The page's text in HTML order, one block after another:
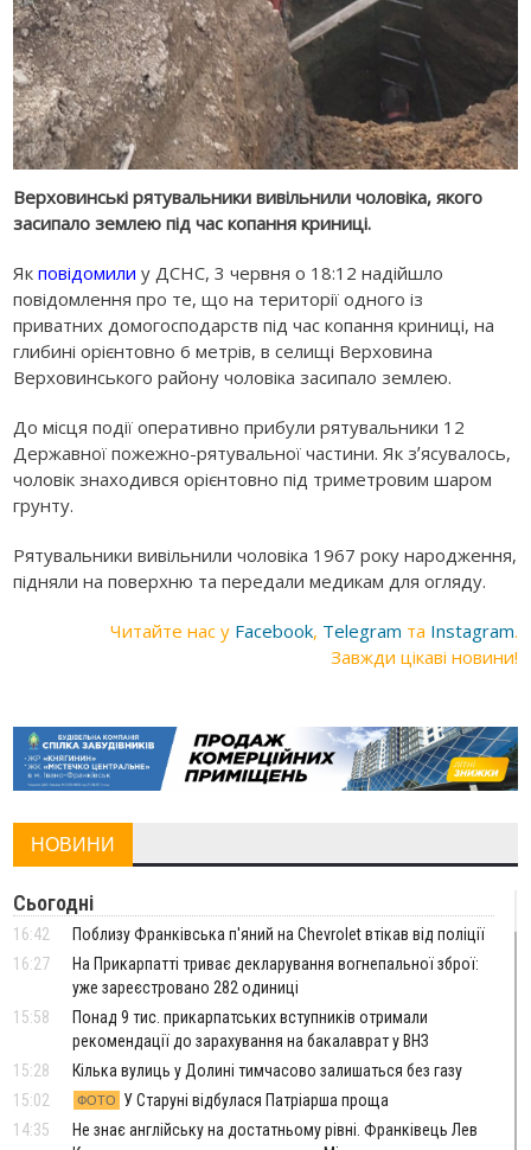
Верховинські рятувальники вивільнили чоловіка, якого
засипало землею під час копання криниці.
Якповідомили у ДСНС, 3 червня о 18:12 надійшло
повідомлення про те, що на території одного із
приватних домогосподарств під час копання криниці, на
глибині орієнтовно 6 метрів, в селищі Верховина
Верховинського району чоловіка засипало землею.
До місця події оперативно прибули рятувальники 12
Державної пожежно-рятувальної частини. Як зʼясувалось,
чоловік знаходився орієнтовно під триметровим шаром
грунту.
Рятувальники вивільнили чоловіка 1967 року народження,
підняли на поверхню та передали медикам для огляду.
Читайте нас у Facebook, Telegram та Instagram.
Завжди цікаві новини!
НОВИНИ
Сьогодні
16:42
Поблизу Франківська п'яний на Chevrolet втікав від поліції
16:27
На Прикарпатті триває декларування вогнепальної зброї:
уже зареєстровано 282 одиниці
15:58
Понад 9 тис. прикарпатських вступників отримали
рекомендації до зарахування на бакалаврат у ВНЗ
15:28
Кілька вулиць у Долині тимчасово залишаться без газу
15:02
ФОТО
У Старуні відбулася Патріарша проща
14:35
Не знає англійську на достатньому рівні. Франківець Лев